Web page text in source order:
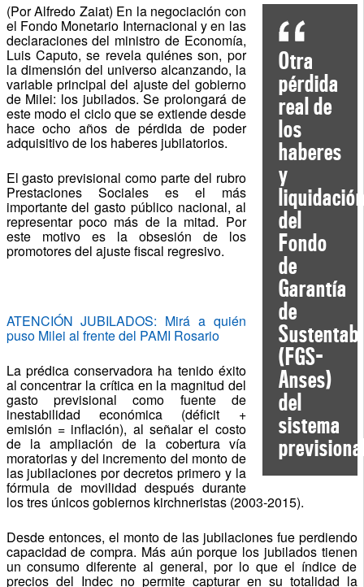
Otra
pérdida
real de
los
haberes
y
del
Fondo
de
Garantía
de
(FGS-
Anses)
del
sistema
(Por Alfredo Zaiat) En la negociación con
el Fondo Monetario Internacional y en las
declaraciones del ministro de Economía,
Luis Caputo, se revela quiénes son, por
la dimensión del universo alcanzando, la
variable principal del ajuste del gobierno
de Milei: los jubilados. Se prolongará de
este modo el ciclo que se extiende desde
hace ocho años de pérdida de poder
adquisitivo de los haberes jubilatorios.
El gasto previsional como parte del rubro
Prestaciones Sociales es el más
importante del gasto público nacional, al
representar poco más de la mitad. Por
este motivo es la obsesión de los
promotores del ajuste fiscal regresivo.
ATENCIÓN JUBILADOS: Mirá a quién
puso Milei al frente del PAMI Rosario
La prédica conservadora ha tenido éxito
al concentrar la crítica en la magnitud del
gasto previsional como fuente de
inestabilidad económica (déficit +
emisión = inflación), al señalar el costo
de la ampliación de la cobertura vía
moratorias y del incremento del monto de
las jubilaciones por decretos primero y la
fórmula de movilidad después durante
los tres únicos gobiernos kirchneristas (2003-2015).
Desde entonces, el monto de las jubilaciones fue perdiendo
capacidad de compra. Más aún porque los jubilados tienen
un consumo diferente al general, por lo que el índice de
precios del Indec no permite capturar en su totalidad la